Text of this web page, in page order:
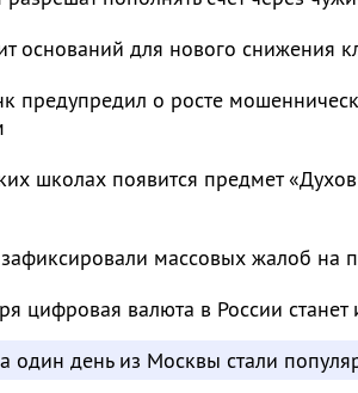
оснований для нового снижения
предупредил о росте
школах появится предмет
массовых жалоб на
цифровая валюта в России
один день из Москвы стали